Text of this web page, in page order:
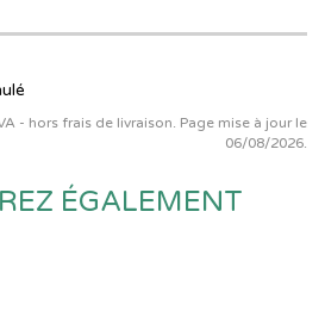
- hors frais de livraison. Page mise à jour le
06/08/2026.
ÉGALEMENT